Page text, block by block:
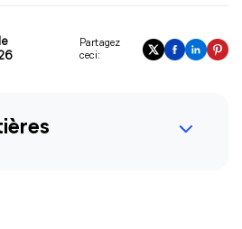
Partagez
ceci: